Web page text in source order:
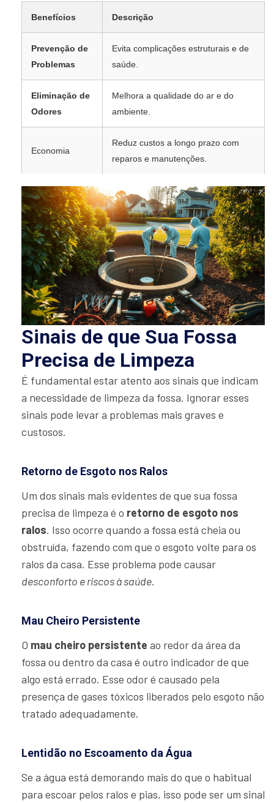
Benefícios Descrição
Prevenção de
Problemas
Evita complicações estruturais e de
saúde.
Eliminação de
Odores
Melhora a qualidade do ar e do
ambiente.
Economia
Reduz custos a longo prazo com
reparos e manutenções.
Sinais de que Sua Fossa
Precisa de Limpeza
É fundamental estar atento aos sinais que indicam
a necessidade de limpeza da fossa. Ignorar esses
sinais pode levar a problemas mais graves e
custosos.
Retorno de Esgoto nos Ralos
Um dos sinais mais evidentes de que sua fossa
precisa de limpeza é o retorno de esgoto nos
ralos. Isso ocorre quando a fossa está cheia ou
obstruída, fazendo com que o esgoto volte para os
ralos da casa. Esse problema pode causar
desconforto e riscos à saúde.
Mau Cheiro Persistente
O mau cheiro persistente ao redor da área da
fossa ou dentro da casa é outro indicador de que
algo está errado. Esse odor é causado pela
presença de gases tóxicos liberados pelo esgoto não
tratado adequadamente.
Lentidão no Escoamento da Água
Se a água está demorando mais do que o habitual
para escoar pelos ralos e pias, isso pode ser um sinal